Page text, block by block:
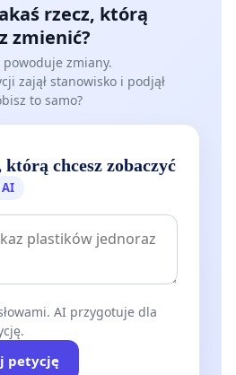
rzecz, którą
zmienić?
zmiany.
zajął stanowisko i podjął
to samo?
chcesz zobaczyć
AI przygotuje dla
petycję